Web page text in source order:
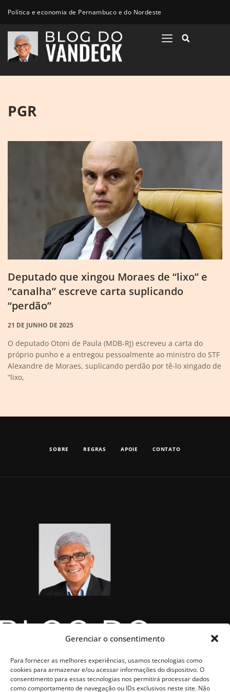
Gerenciar o consentimento
Para fornecer as melhores experiências, usamos tecnologias como
cookies para armazenar e/ou acessar informações do dispositivo. O
consentimento para essas tecnologias nos permitirá processar dados
como comportamento de navegação ou IDs exclusivos neste site. Não
Política e economia de Pernambuco e do Nordeste
PGR
Deputado que xingou Moraes de “lixo” e
“canalha” escreve carta suplicando
“perdão”
21 DE JUNHO DE 2025
O deputado Otoni de Paula (MDB-RJ) escreveu a carta do
próprio punho e a entregou pessoalmente ao ministro do STF
Alexandre de Moraes, suplicando perdão por tê-lo xingado de
“lixo,
SOBRE REGRAS APOIE CONTATO